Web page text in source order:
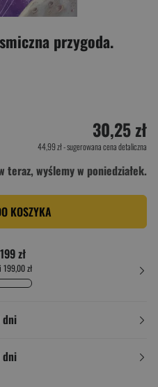
przygoda.
30,25 zł
44,99 zł- sugerowana cena detaliczna
teraz, wyślemy w poniedziałek.
KOSZYKA
zł
199,00 zł